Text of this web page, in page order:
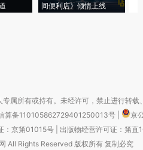
间便利店》倾情上线
属所有或持有。未经许可，禁止进行转载
算备110105862729401250013号
京
：京第01015号| 出版物经营许可证：第直
All Rights Reserved 版权所有 复制必究